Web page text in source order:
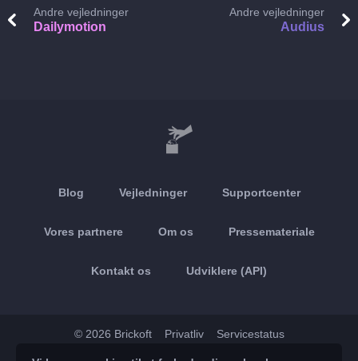
Andre vejledninger
Dailymotion
Andre vejledninger
Audius
Blog Vejledninger Supportcenter
Vores partnere Om os Pressemateriale
Kontakt os Udviklere (API)
© 2026 Brickoft Privatliv Servicestatus